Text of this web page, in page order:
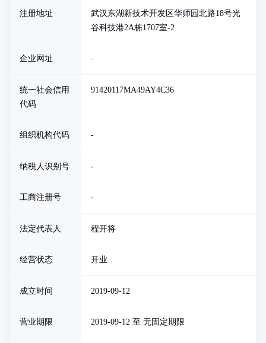
注册地址
武汉东湖新技术开发区华师园北路18号光
谷科技港2A栋1707室-2
企业网址 -
统一社会信用
代码
91420117MA49AY4C36
组织机构代码 -
纳税人识别号 -
工商注册号 -
法定代表人 程开将
经营状态 开业
成立时间 2019-09-12
营业期限 2019-09-12 至 无固定期限